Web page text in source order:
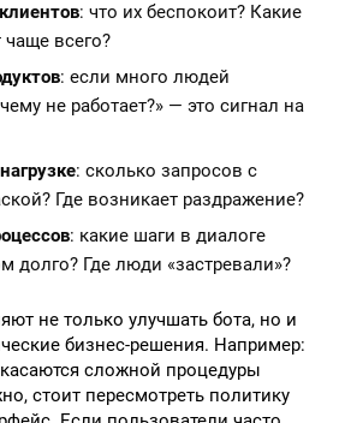
: что их беспокоит? Какие
всего?
: если много людей
не работает?» — это сигнал на
: сколько запросов с
Где возникает раздражение?
: какие шаги в диалоге
долго? Где люди «застревали»?
не только улучшать бота, но и
бизнес-решения. Например:
сложной процедуры
стоит пересмотреть политику